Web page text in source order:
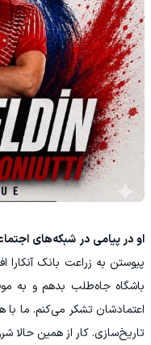
او در پیامی در شبکه‌های
پیوستن به زراعت بانک آنکارا
باشگاه جاه‌طلب بدهم و به
اعتمادشان تشکر می‌کنم. ما با
تاریخ‌سازی. کار از همین حالا